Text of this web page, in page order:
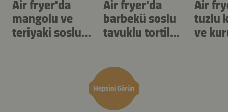
Hepsini Görün
Air fryer'da
mangolu ve
teriyaki soslu
Air fryer'da
barbekü soslu
tavuklu tortilla
Air
tuzlu
ve